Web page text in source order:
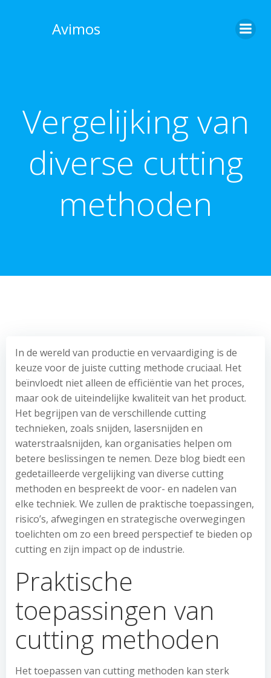
Avimos
Vergelijking van
diverse cutting
methoden
In de wereld van productie en vervaardiging is de
keuze voor de juiste cutting methode cruciaal. Het
beïnvloedt niet alleen de efficiëntie van het proces,
maar ook de uiteindelijke kwaliteit van het product.
Het begrijpen van de verschillende cutting
technieken, zoals snijden, lasersnijden en
waterstraalsnijden, kan organisaties helpen om
betere beslissingen te nemen. Deze blog biedt een
gedetailleerde vergelijking van diverse cutting
methoden en bespreekt de voor- en nadelen van
elke techniek. We zullen de praktische toepassingen,
risico’s, afwegingen en strategische overwegingen
toelichten om zo een breed perspectief te bieden op
cutting en zijn impact op de industrie.
Praktische
toepassingen van
cutting methoden
Het toepassen van cutting methoden kan sterk